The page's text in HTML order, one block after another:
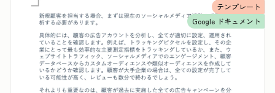
テンプレート
Google ドキュメント